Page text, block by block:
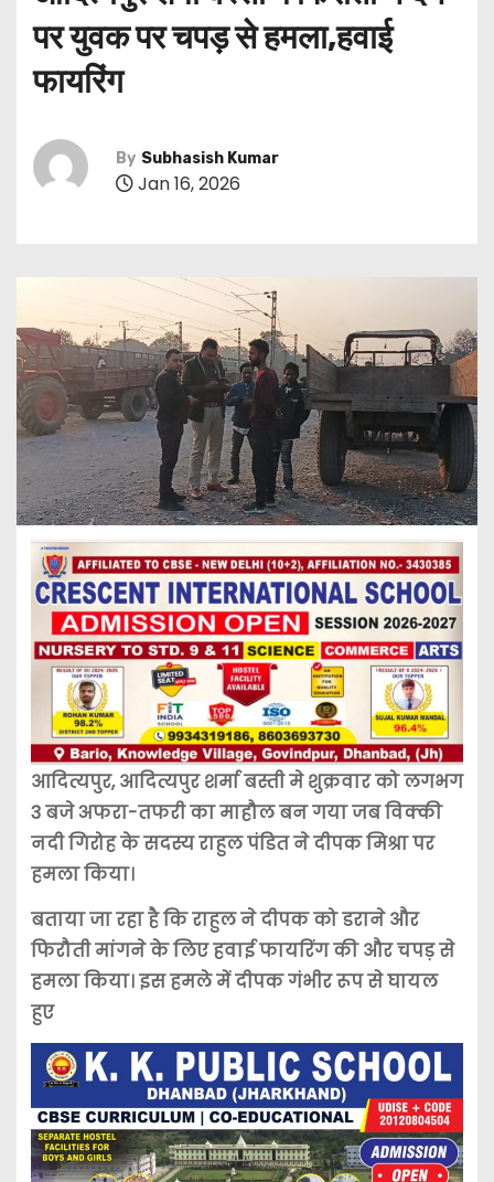
पर युवक पर चपड़ से हमला,हवाई
फायरिंग
By Subhasish Kumar
Jan 16, 2026
आदित्यपुर, आदित्यपुर शर्मा बस्ती मे शुक्रवार को लगभग
3 बजे अफरा-तफरी का माहौल बन गया जब विक्की
नदी गिरोह के सदस्य राहुल पंडित ने दीपक मिश्रा पर
हमला किया।
बताया जा रहा है कि राहुल ने दीपक को डराने और
फिरौती मांगने के लिए हवाई फायरिंग की और चपड़ से
हमला किया। इस हमले में दीपक गंभीर रूप से घायल
हुए